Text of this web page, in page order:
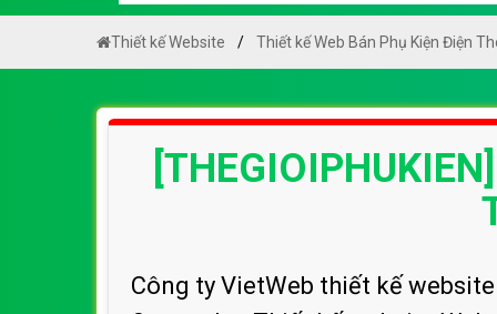
Hướng
Chính
Chính
Liên hệ
Thiết kế Website Thiết kế Web Bán Phụ Kiện Điện
Công ty VietWeb thiết kế